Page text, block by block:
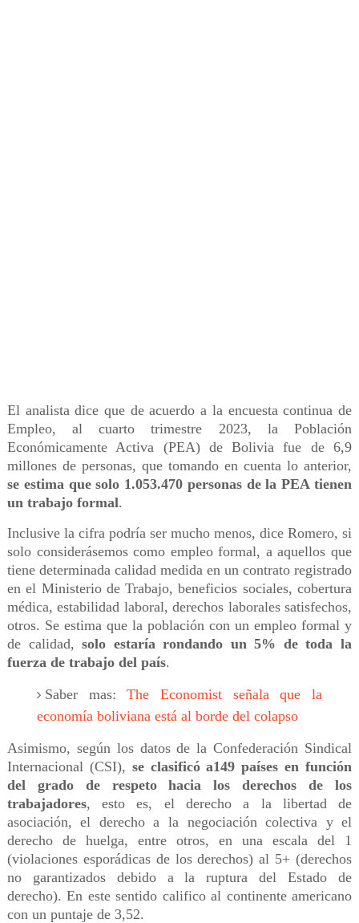
El analista dice que de acuerdo a la encuesta continua de
Empleo, al cuarto trimestre 2023, la Población
Económicamente Activa (PEA) de Bolivia fue de 6,9
millones de personas, que tomando en cuenta lo anterior,
se estima que solo 1.053.470 personas de la PEA tienen
un trabajo formal.
Inclusive la cifra podría ser mucho menos, dice Romero, si
solo considerásemos como empleo formal, a aquellos que
tiene determinada calidad medida en un contrato registrado
en el Ministerio de Trabajo, beneficios sociales, cobertura
médica, estabilidad laboral, derechos laborales satisfechos,
otros. Se estima que la población con un empleo formal y
de calidad,solo estaría rondando un 5% de toda la
fuerza de trabajo del país.
Saber mas:The Economist señala que la
economía boliviana está al borde del colapso
Asimismo, según los datos de la Confederación Sindical
Internacional (CSI), se clasificó a149 países en función
del grado de respeto hacia los derechos de los
trabajadores, esto es, el derecho a la libertad de
asociación, el derecho a la negociación colectiva y el
derecho de huelga, entre otros, en una escala del 1
(violaciones esporádicas de los derechos) al 5+ (derechos
no garantizados debido a la ruptura del Estado de
derecho). En este sentido califico al continente americano
con un puntaje de 3,52.